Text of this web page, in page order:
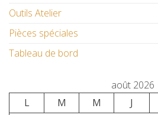
Outils Atelier
Pièces spéciales
Tableau de bord
août 2026
L
M M J